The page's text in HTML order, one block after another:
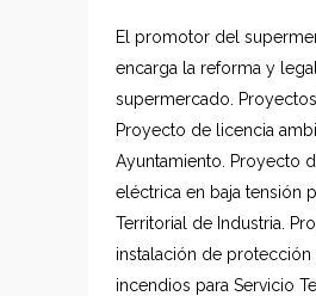
El promotor del
encarga la reforma y
supermercado.
Proyecto de licencia
Ayuntamiento. Proyecto
eléctrica en baja tensión
Territorial de Industria.
instalación de protección
incendios para Servicio